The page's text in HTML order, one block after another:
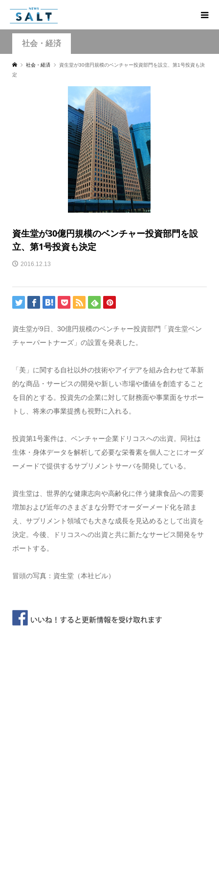
社会・経済
社会・経済
資生堂が30億円規模のベンチャー投資部門を設立、第1号投資も決
定
資生堂が30億円規模のベンチャー投資部門を設
立、第1号投資も決定
2016.12.13
資生堂が9日、30億円規模のベンチャー投資部門「資生堂ベン
チャーパートナーズ」の設置を発表した。
「美」に関する自社以外の技術やアイデアを組み合わせて革新
的な商品・サービスの開発や新しい市場や価値を創造すること
を目的とする。投資先の企業に対して財務面や事業面をサポー
トし、将来の事業提携も視野に入れる。
投資第1号案件は、ベンチャー企業ドリコスへの出資。同社は
生体・身体データを解析して必要な栄養素を個人ごとにオーダ
ーメードで提供するサプリメントサーバを開発している。
資生堂は、世界的な健康志向や高齢化に伴う健康食品への需要
増加および近年のさまざまな分野でオーダーメード化を踏ま
え、サプリメント領域でも大きな成長を見込めるとして出資を
決定。今後、ドリコスへの出資と共に新たなサービス開発をサ
ポートする。
冒頭の写真：資生堂（本社ビル）